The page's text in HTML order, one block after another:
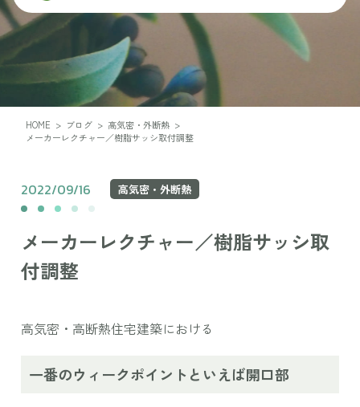
HOME > ブログ > 高気密・外断熱 >
メーカーレクチャー／樹脂サッシ取付調整
2022/09/16 高気密・外断熱
メーカーレクチャー／樹脂サッシ取
付調整
高気密・高断熱住宅建築における
一番のウィークポイントといえば開口部